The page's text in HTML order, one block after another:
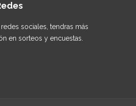
sociales, tendras más
en sorteos y encuestas.